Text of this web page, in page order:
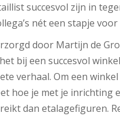
succesvol zijn in
nét een stapje voor
door Martijn de
bij een succesvol
verhaal. Om een
hoe je met je inrichting
dan etalagefiguren.